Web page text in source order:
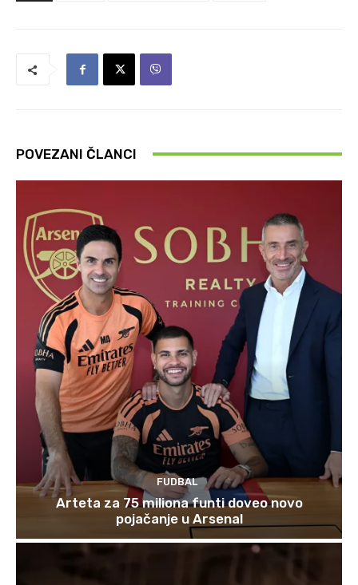
POVEZANI ČLANCI
FUDBAL
Arteta za 75 miliona funti doveo novo
pojačanje u Arsenal